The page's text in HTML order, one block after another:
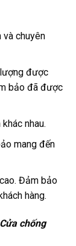
và chuyên
được
bảo đã được
nhau.
mang đến
Đảm bảo
hàng.
chống